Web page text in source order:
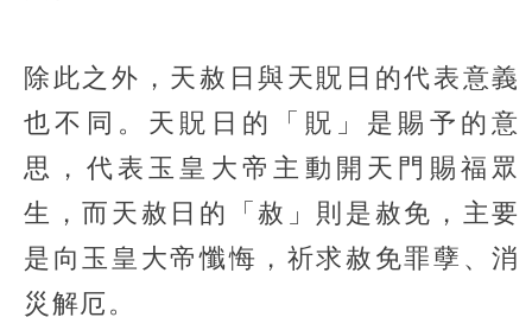
除此之外，天赦日與天貺日的代表意義
也不同。天貺日的「貺」是賜予的意
思，代表玉皇大帝主動開天門賜福眾
生，而天赦日的「赦」則是赦免，主要
是向玉皇大帝懺悔，祈求赦免罪孽、消
災解厄。